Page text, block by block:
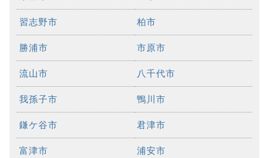
習志野市 柏市
勝浦市 市原市
流山市 八千代市
我孫子市 鴨川市
鎌ケ谷市 君津市
富津市 浦安市